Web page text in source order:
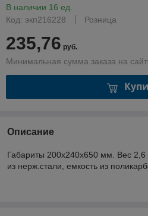
В наличии 16 ед.
Код: экп216228
Розница
235,76 руб.
Минимальная сумма заказа на
Описание
Габариты 200x240x650 мм. Вес
из нерж.стали, емкость из